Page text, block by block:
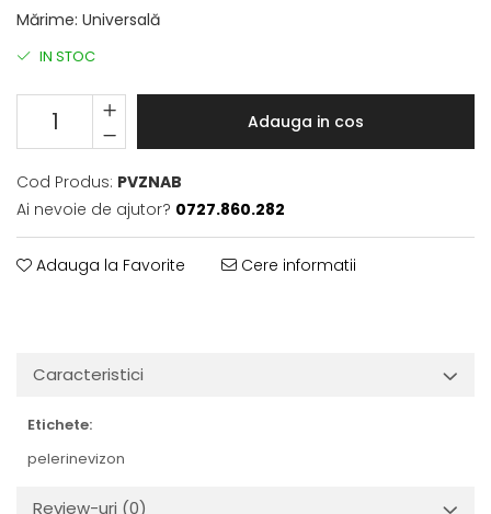
Mărime: Universală
IN STOC
Adauga in cos
Cod Produs: PVZNAB
Ai nevoie de ajutor? 0727.860.282
Adauga la Favorite Cere informatii
Caracteristici
Etichete:
pelerinevizon
Review-uri (0)